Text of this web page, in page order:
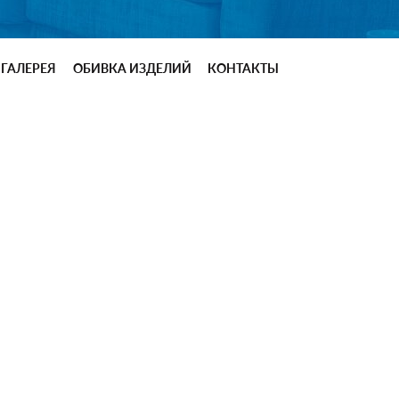
ГАЛЕРЕЯ ОБИВКА ИЗДЕЛИЙ КОНТАКТЫ